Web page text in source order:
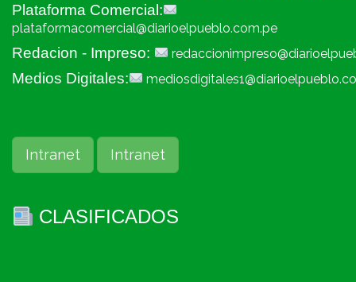
Plataforma Comercial:
plataformacomercial@diarioelpueblo.com.pe
Redacion - Impreso:
Medios Digitales:
Intranet Intranet
CLASIFICADOS